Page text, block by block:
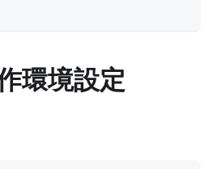
環境設定